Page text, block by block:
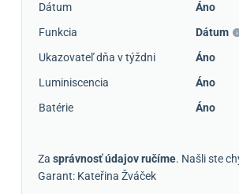
Dátum
Áno
Funkcia
Dátum
Ukazovateľ dňa v týždni
Áno
Luminiscencia
Áno
Batérie
Áno
Za správnosť údajov ručíme. Našli ste
Garant: Kateřina Žváček